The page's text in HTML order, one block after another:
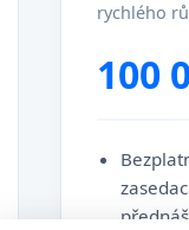
rychlého
100